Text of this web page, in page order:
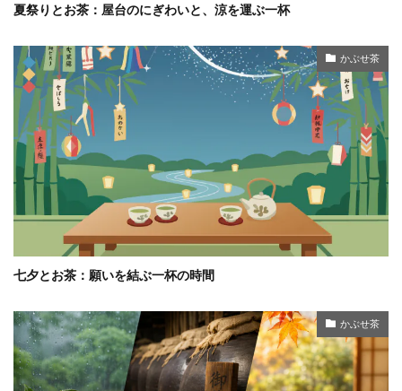
夏祭りとお茶：屋台のにぎわいと、涼を運ぶ一杯
かぶせ茶
七夕とお茶：願いを結ぶ一杯の時間
かぶせ茶